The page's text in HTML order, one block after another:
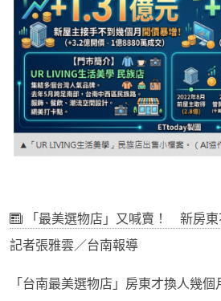
強降雨與局部大雷雨，衝擊民眾看屋
會議宣布信用管制政策仍維持，並
較5月出現衰退，整體而言，雖然蛋
蛋白區持續退燒，使交易量能未見突
「最美選物店」又喊賣！ 新房東
記者張雅雲／台南報導
「台南最美選物店」房東才換人幾